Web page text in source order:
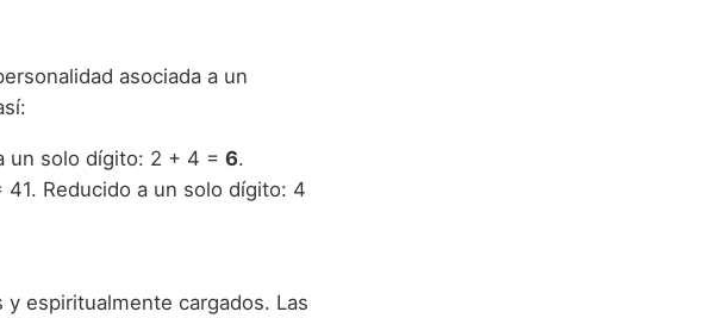
asociada a un
un solo dígito: 2 + 4 = 6.
41. Reducido a un solo dígito: 4
espiritualmente cargados. Las